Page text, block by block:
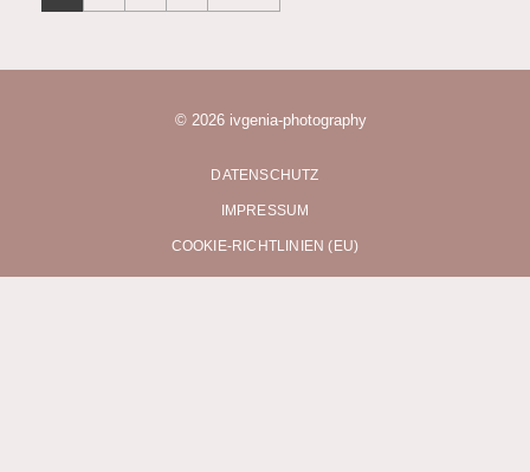
© 2026 ivgenia-photography
DATENSCHUTZ
IMPRESSUM
COOKIE-RICHTLINIEN (EU)